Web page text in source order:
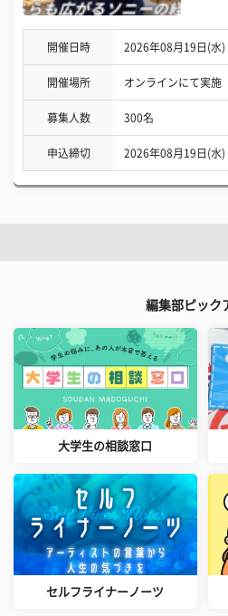
開催日時 2026年08月19日(水)
開催場所 オンラインにて実施
募集人数 300名
申込締切 2026年08月19日(水)
編集部ピック
大学生の相談窓口
セルフライナーノーツ